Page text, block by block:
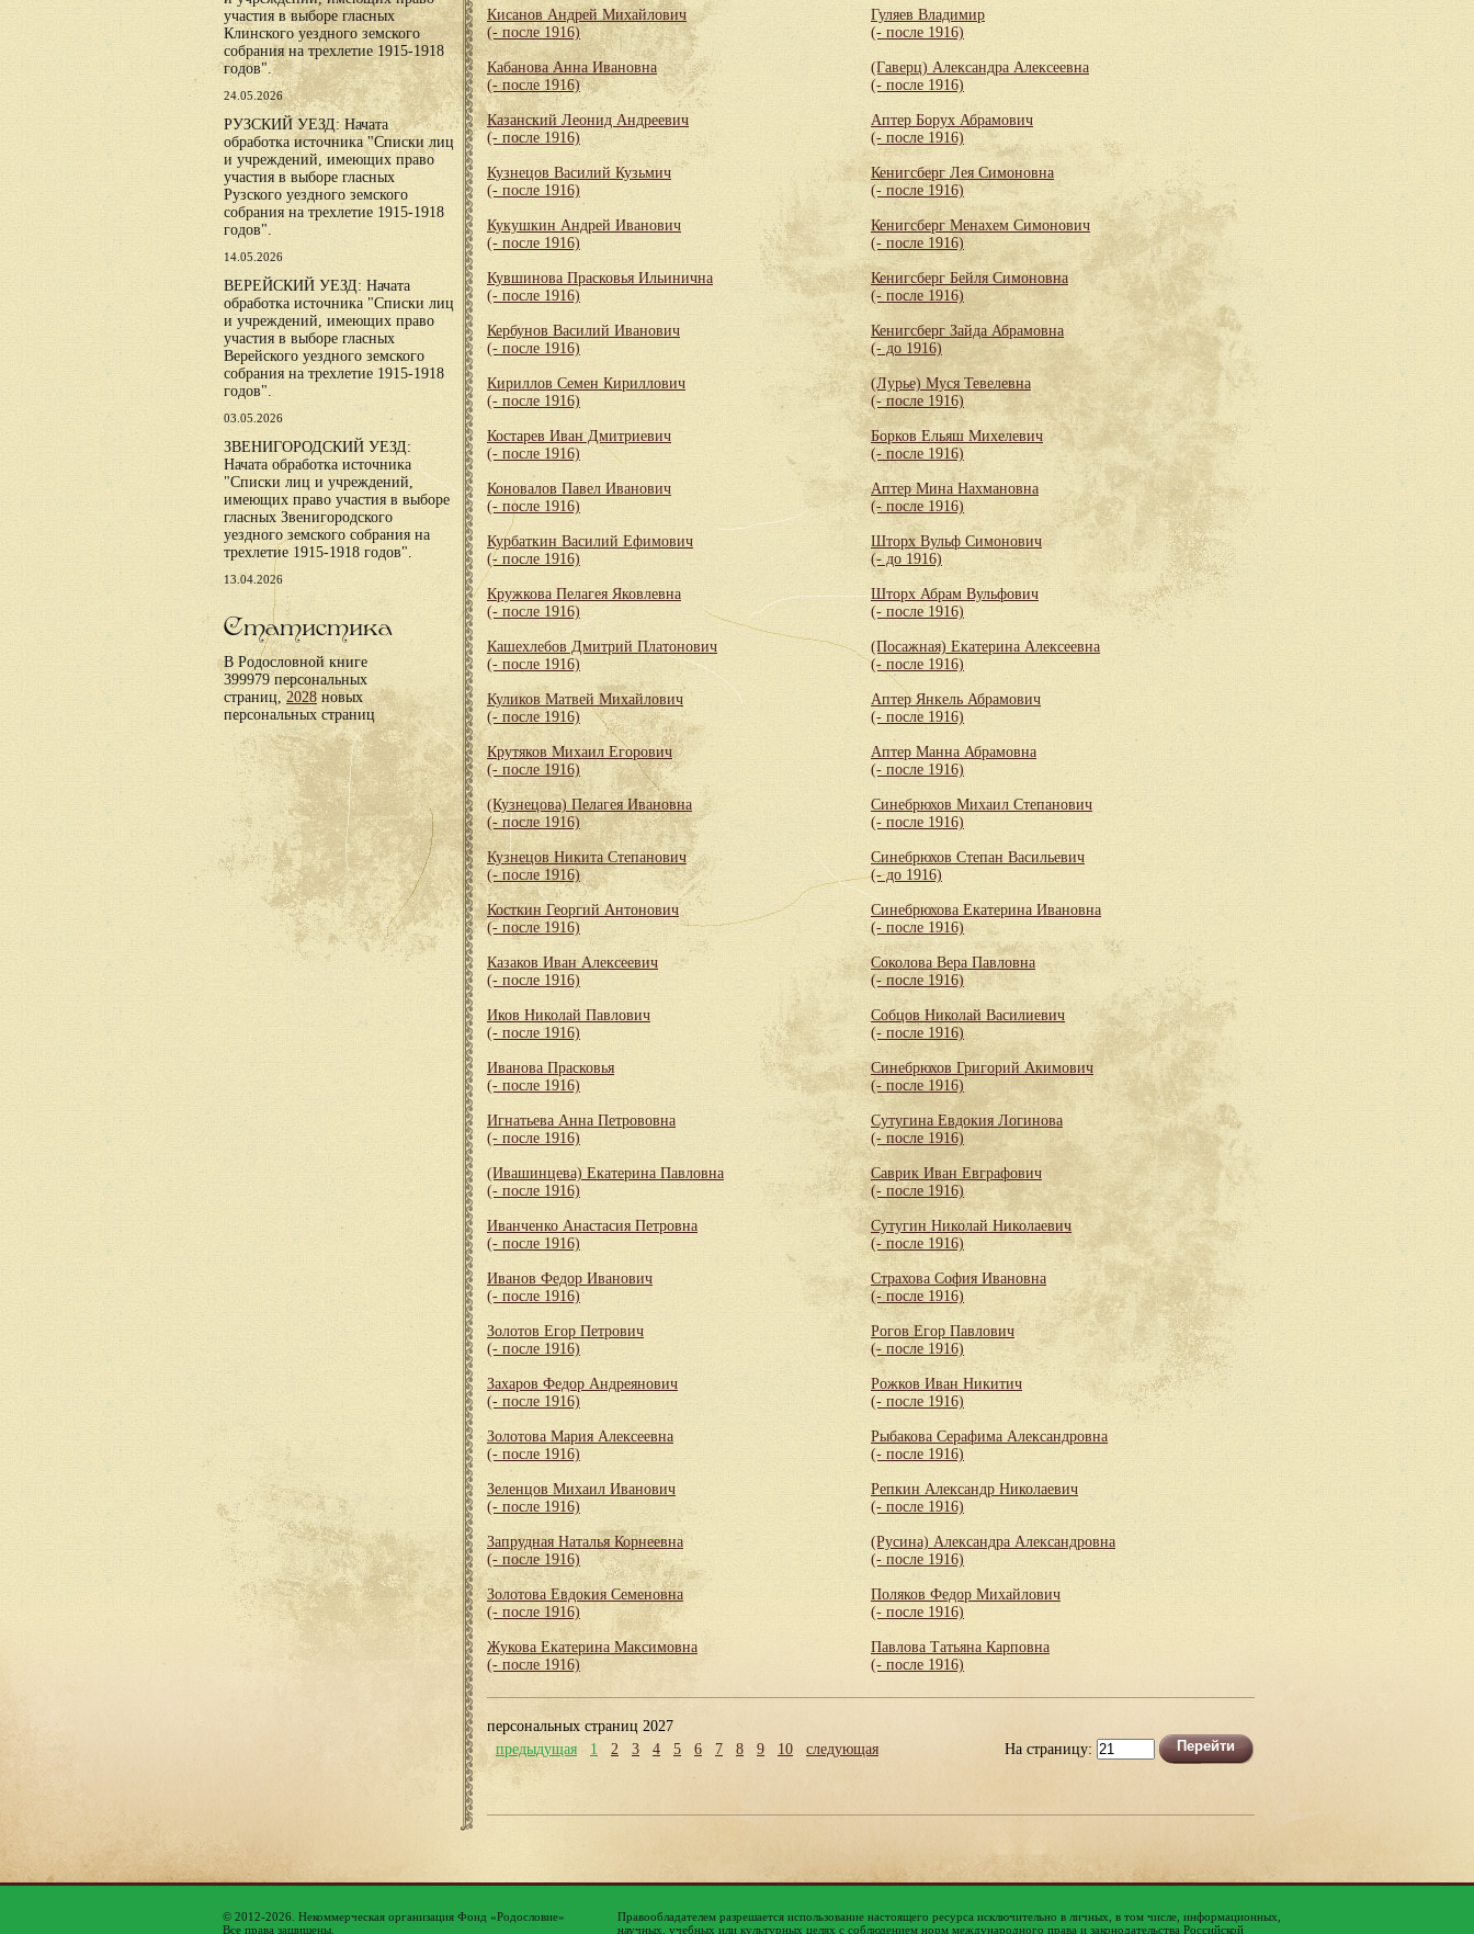
участия в выборе гласных
Клинского уездного земского
собрания на трехлетие 1915-1918
годов".
24.05.2026
РУЗСКИЙ УЕЗД: Начата
обработка источника "Списки лиц
и учреждений, имеющих право
участия в выборе гласных
Рузского уездного земского
собрания на трехлетие 1915-1918
годов".
14.05.2026
ВЕРЕЙСКИЙ УЕЗД: Начата
обработка источника "Списки лиц
и учреждений, имеющих право
участия в выборе гласных
Верейского уездного земского
собрания на трехлетие 1915-1918
годов".
03.05.2026
ЗВЕНИГОРОДСКИЙ УЕЗД:
Начата обработка источника
"Списки лиц и учреждений,
имеющих право участия в выборе
гласных Звенигородского
уездного земского собрания на
трехлетие 1915-1918 годов".
13.04.2026
Статистика
В Родословной книге
399979 персональных
страниц,2028 новых
персональных страниц
Кисанов Андрей Михайлович
(- после 1916)
Кабанова Анна Ивановна
(- после 1916)
Казанский Леонид Андреевич
(- после 1916)
Кузнецов Василий Кузьмич
(- после 1916)
Кукушкин Андрей Иванович
(- после 1916)
Кувшинова Прасковья Ильинична
(- после 1916)
Кербунов Василий Иванович
(- после 1916)
Кириллов Семен Кириллович
(- после 1916)
Костарев Иван Дмитриевич
(- после 1916)
Коновалов Павел Иванович
(- после 1916)
Курбаткин Василий Ефимович
(- после 1916)
Кружкова Пелагея Яковлевна
(- после 1916)
Кашехлебов Дмитрий Платонович
(- после 1916)
Куликов Матвей Михайлович
(- после 1916)
Крутяков Михаил Егорович
(- после 1916)
(Кузнецова) Пелагея Ивановна
(- после 1916)
Кузнецов Никита Степанович
(- после 1916)
Косткин Георгий Антонович
(- после 1916)
Казаков Иван Алексеевич
(- после 1916)
Иков Николай Павлович
(- после 1916)
Иванова Прасковья
(- после 1916)
Игнатьева Анна Петрововна
(- после 1916)
(Ивашинцева) Екатерина Павловна
(- после 1916)
Иванченко Анастасия Петровна
(- после 1916)
Иванов Федор Иванович
(- после 1916)
Золотов Егор Петрович
(- после 1916)
Захаров Федор Андреянович
(- после 1916)
Золотова Мария Алексеевна
(- после 1916)
Зеленцов Михаил Иванович
(- после 1916)
Запрудная Наталья Корнеевна
(- после 1916)
Золотова Евдокия Семеновна
(- после 1916)
Жукова Екатерина Максимовна
(- после 1916)
Гуляев Владимир
(- после 1916)
(Гаверц) Александра Алексеевна
(- после 1916)
Аптер Борух Абрамович
(- после 1916)
Кенигсберг Лея Симоновна
(- после 1916)
Кенигсберг Менахем Симонович
(- после 1916)
Кенигсберг Бейля Симоновна
(- после 1916)
Кенигсберг Зайда Абрамовна
(- до 1916)
(Лурье) Муся Тевелевна
(- после 1916)
Борков Ельяш Михелевич
(- после 1916)
Аптер Мина Нахмановна
(- после 1916)
Шторх Вульф Симонович
(- до 1916)
Шторх Абрам Вульфович
(- после 1916)
(Посажная) Екатерина Алексеевна
(- после 1916)
Аптер Янкель Абрамович
(- после 1916)
Аптер Манна Абрамовна
(- после 1916)
Синебрюхов Михаил Степанович
(- после 1916)
Синебрюхов Степан Васильевич
(- до 1916)
Синебрюхова Екатерина Ивановна
(- после 1916)
Соколова Вера Павловна
(- после 1916)
Собцов Николай Василиевич
(- после 1916)
Синебрюхов Григорий Акимович
(- после 1916)
Сутугина Евдокия Логинова
(- после 1916)
Саврик Иван Евграфович
(- после 1916)
Сутугин Николай Николаевич
(- после 1916)
Страхова София Ивановна
(- после 1916)
Рогов Егор Павлович
(- после 1916)
Рожков Иван Никитич
(- после 1916)
Рыбакова Серафима Александровна
(- после 1916)
Репкин Александр Николаевич
(- после 1916)
(Русина) Александра Александровна
(- после 1916)
Поляков Федор Михайлович
(- после 1916)
Павлова Татьяна Карповна
(- после 1916)
персональных страниц 2027
предыдущая
1 2 3 4 5 6 7 8 9 10 следующая На страницу:
© 2012-2026. Некоммерческая организация Фонд «Родословие»
Все права защищены.
Правообладателем разрешается использование настоящего ресурса исключительно в личных, в том числе, информационных,
научных, учебных или культурных целях с соблюдением норм международного права и законодательства Российской